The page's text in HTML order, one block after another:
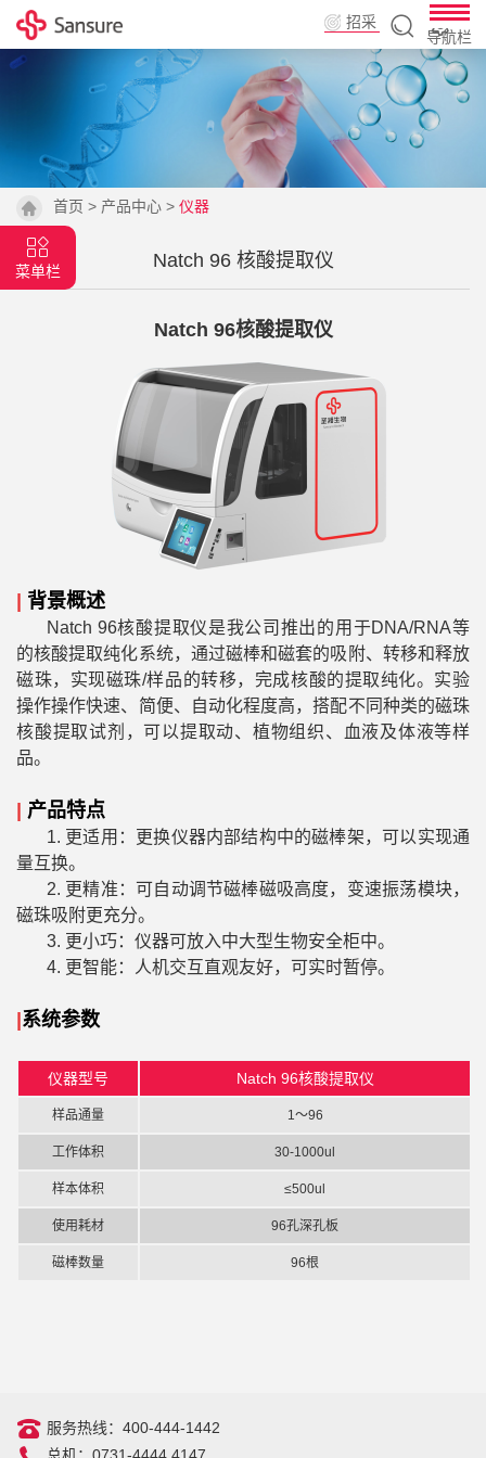
招采
导航栏
首页 > 产品中心 > 仪器
菜单栏
Natch 96 核酸提取仪
Natch 96核酸提取仪
背景概述
Natch 96核酸提取仪是我公司推出的用于DNA/RNA等
的核酸提取纯化系统，通过磁棒和磁套的吸附、转移和释放
磁珠，实现磁珠/样品的转移，完成核酸的提取纯化。实验
操作操作快速、简便、自动化程度高，搭配不同种类的磁珠
核酸提取试剂，可以提取动、植物组织、血液及体液等样
品。
产品特点
1. 更适用：更换仪器内部结构中的磁棒架，可以实现通
量互换。
2. 更精准：可自动调节磁棒磁吸高度，变速振荡模块，
磁珠吸附更充分。
3. 更小巧：仪器可放入中大型生物安全柜中。
4. 更智能：人机交互直观友好，可实时暂停。
系统参数
仪器型号 Natch 96核酸提取仪
样品通量 1～96
工作体积 30-1000ul
样本体积 ≤500ul
使用耗材 96孔深孔板
磁棒数量 96根
服务热线：400-444-1442